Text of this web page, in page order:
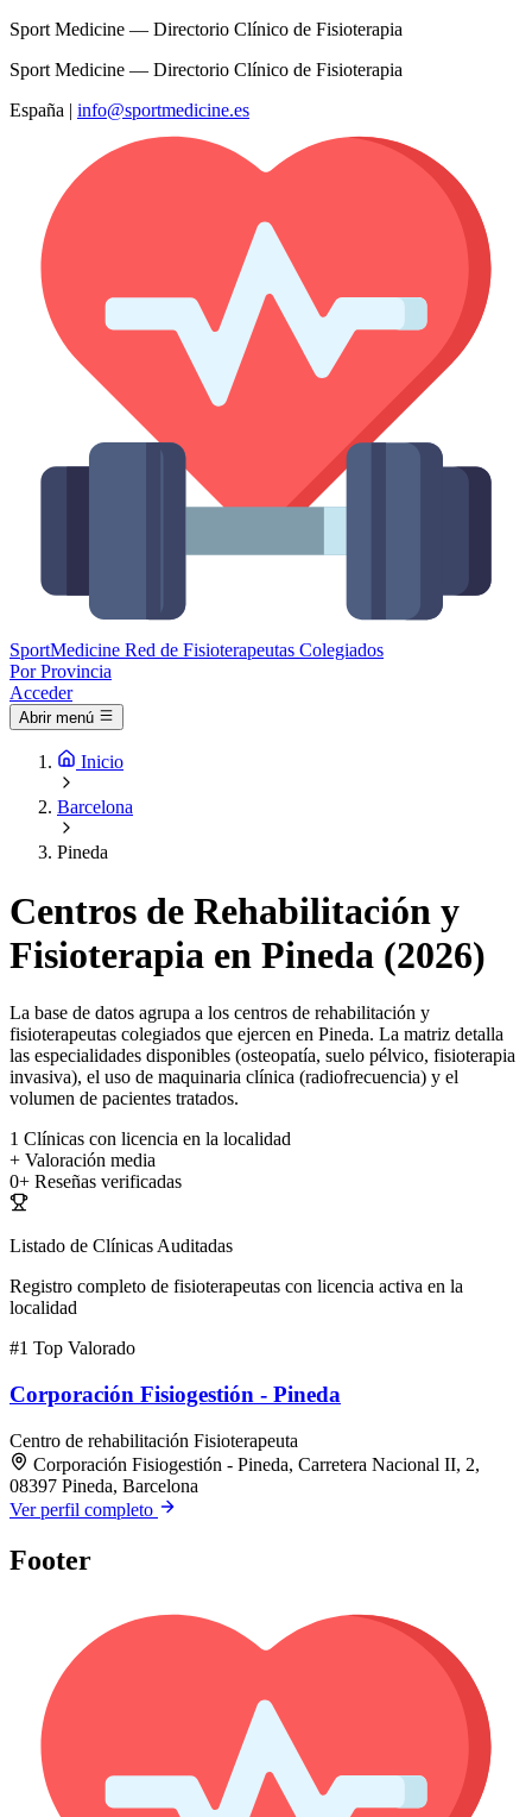
Sport Medicine — Directorio Clínico de Fisioterapia
Sport Medicine — Directorio Clínico de Fisioterapia
España | info@sportmedicine.es
SportMedicine Red de Fisioterapeutas Colegiados
Por Provincia
Acceder
Abrir menú
Inicio
Barcelona
Pineda
Centros de Rehabilitación y
Fisioterapia en Pineda (2026)
La base de datos agrupa a los centros de rehabilitación y
fisioterapeutas colegiados que ejercen en Pineda. La matriz detalla
las especialidades disponibles (osteopatía, suelo pélvico, fisioterapia
invasiva), el uso de maquinaria clínica (radiofrecuencia) y el
volumen de pacientes tratados.
1 Clínicas con licencia en la localidad
+ Valoración media
0+ Reseñas verificadas
Listado de Clínicas Auditadas
Registro completo de fisioterapeutas con licencia activa en la
localidad
#1 Top Valorado
Corporación Fisiogestión - Pineda
Centro de rehabilitación Fisioterapeuta
Corporación Fisiogestión - Pineda, Carretera Nacional II, 2,
08397 Pineda, Barcelona
Ver perfil completo
Footer